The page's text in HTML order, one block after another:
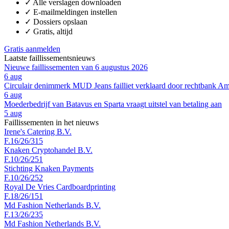
✓ Alle verslagen downloaden
✓ E-mailmeldingen instellen
✓ Dossiers opslaan
✓ Gratis, altijd
Gratis aanmelden
Laatste faillissementsnieuws
Nieuwe faillissementen van 6 augustus 2026
6 aug
Circulair denimmerk MUD Jeans failliet verklaard door rechtbank
6 aug
Moederbedrijf van Batavus en Sparta vraagt uitstel van betaling aan
5 aug
Faillissementen in het nieuws
Irene's Catering B.V.
F.16/26/315
Knaken Cryptohandel B.V.
F.10/26/251
Stichting Knaken Payments
F.10/26/252
Royal De Vries Cardboardprinting
F.18/26/151
Md Fashion Netherlands B.V.
F.13/26/235
Md Fashion Netherlands B.V.